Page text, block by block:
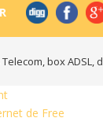
,box ADSL,
de Free